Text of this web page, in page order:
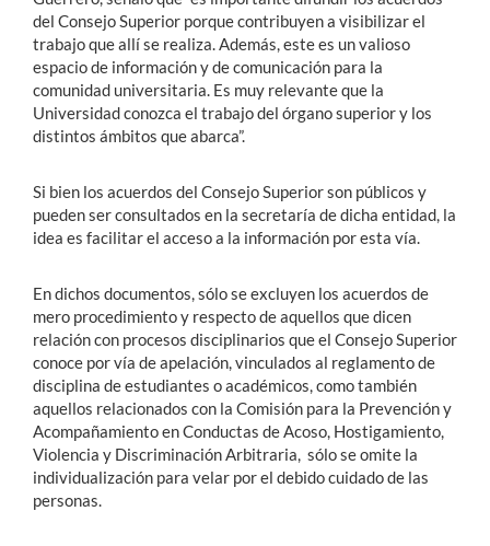
del Consejo Superior porque contribuyen a visibilizar el
trabajo que allí se realiza. Además, este es un valioso
espacio de información y de comunicación para la
comunidad universitaria. Es muy relevante que la
Universidad conozca el trabajo del órgano superior y los
distintos ámbitos que abarca”.
Si bien los acuerdos del Consejo Superior son públicos y
pueden ser consultados en la secretaría de dicha entidad, la
idea es facilitar el acceso a la información por esta vía.
En dichos documentos, sólo se excluyen los acuerdos de
mero procedimiento y respecto de aquellos que dicen
relación con procesos disciplinarios que el Consejo Superior
conoce por vía de apelación, vinculados al reglamento de
disciplina de estudiantes o académicos, como también
aquellos relacionados con la Comisión para la Prevención y
Acompañamiento en Conductas de Acoso, Hostigamiento,
Violencia y Discriminación Arbitraria, sólo se omite la
individualización para velar por el debido cuidado de las
personas.